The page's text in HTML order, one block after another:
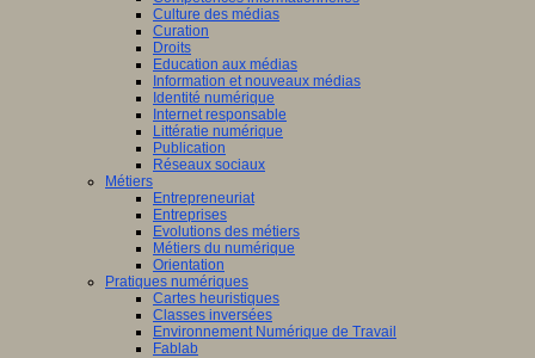
Culture des médias
Curation
Droits
Education aux médias
Information et nouveaux médias
Identité numérique
Internet responsable
Littératie numérique
Publication
Réseaux sociaux
Métiers
Entrepreneuriat
Entreprises
Evolutions des métiers
Métiers du numérique
Orientation
Pratiques numériques
Cartes heuristiques
Classes inversées
Environnement Numérique de Travail
Fablab